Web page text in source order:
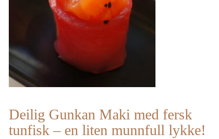
Deilig Gunkan Maki med fersk
tunfisk – en liten munnfull lykke!